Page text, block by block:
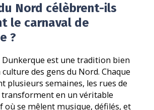
Nord célèbrent-ils
le carnaval de
?
Dunkerque est une tradition bien
des gens du Nord. Chaque
plusieurs semaines, les rues de
transforment en un véritable
où se mêlent musique, défilés, et